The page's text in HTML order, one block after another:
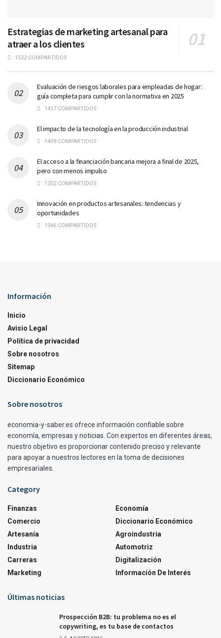
Estrategias de marketing artesanal para
atraer a los clientes
1522 COMPARTIDOS
Evaluación de riesgos laborales para empleadas de hogar:
guía completa para cumplir con la normativa en 2025
1417 COMPARTIDOS
El impacto de la tecnología en la producción industrial
1409 COMPARTIDOS
El acceso a la financiación bancaria mejora a final de 2025,
pero con menos impulso
1352 COMPARTIDOS
Innovación en productos artesanales: tendencias y
oportunidades
1346 COMPARTIDOS
Información
Inicio
Avisio Legal
Política de privacidad
Sobre nosotros
Sitemap
Diccionario Económico
Sobre nosotros
economia-y-saber.es ofrece información confiable sobre
economía, empresas y noticias. Con expertos en diferentes áreas,
nuestro objetivo es proporcionar contenido preciso y relevante
para apoyar a nuestros lectores en la toma de decisiones
empresariales.
Category
Finanzas
Comercio
Artesanía
Industria
Carreras
Marketing
Economía
Diccionario Económico
Agroindustria
Automotriz
Digitalización
Información De Interés
Últimas noticias
Prospección B2B: tu problema no es el
copywriting, es tu base de contactos